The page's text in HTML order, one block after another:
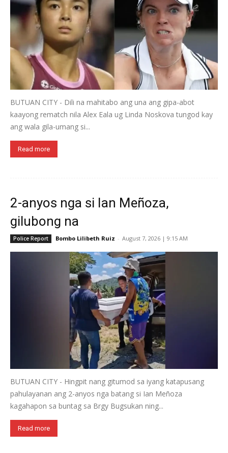
BUTUAN CITY - Dili na mahitabo ang una ang gipa-abot
kaayong rematch nila Alex Eala ug Linda Noskova tungod kay
ang wala gila-umang si...
Read more
2-anyos nga si Ian Meñoza,
gilubong na
Police Report Bombo Lilibeth Ruiz - August 7, 2026 | 9:15 AM
BUTUAN CITY - Hingpit nang gitumod sa iyang katapusang
pahulayanan ang 2-anyos nga batang si Ian Meñoza
kagahapon sa buntag sa Brgy Bugsukan ning...
Read more